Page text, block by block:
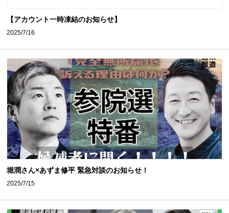
【アカウント一時凍結のお知らせ】
2025/7/16
堀潤さん×あずま修平 緊急対談のお知らせ！
2025/7/15